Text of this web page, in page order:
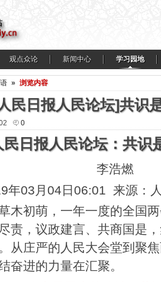
观点众论 新闻中心 学习园地
» 浏览内容
民日报人民论坛]共识
0
民日报人民论坛：共识
李浩燃
年03月04日06:01 来源：
初萌，一年一度的全国两
责，议政建言、共商国是
从庄严的人民大会堂到聚
奋进的力量在汇聚。